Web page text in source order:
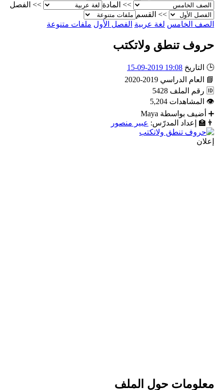
>>
المادة >>
الفصل
>>
القسم
الصف الخامس لغة عربية الفصل الأول ملفات متنوعة
حروف تنطق ولاتكتب
🕒 التاريخ 19:08 2019-09-15
📘
العام الدراسي 2019-2020
🆔 رقم الملف 5428
👁
المشاهدات 5,204
➕
أضيف بواسطة Maya
👨‍🏫
إعداد المدرّس: عبير منصور
إعلان
معلومات حول الملف